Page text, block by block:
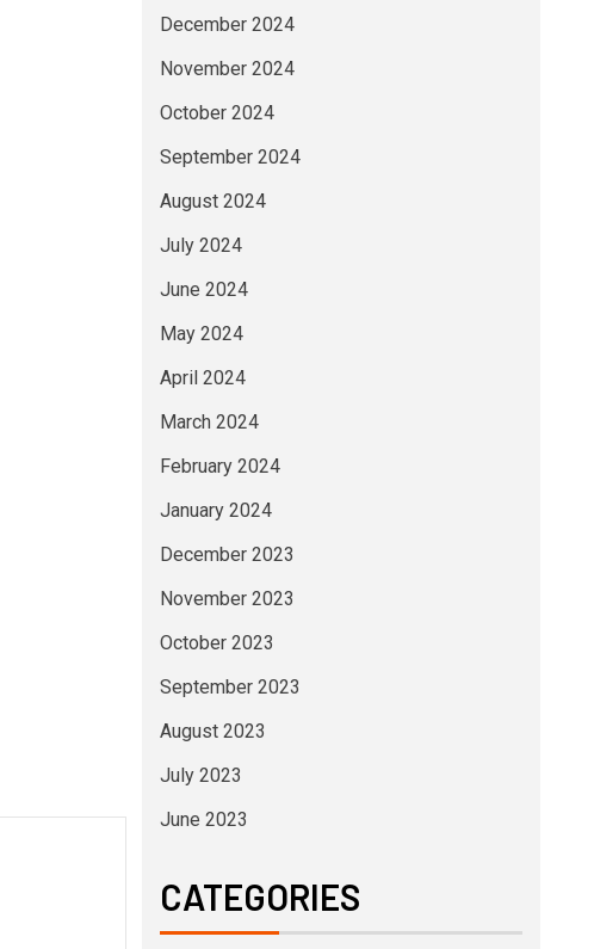
December 2024
November 2024
October 2024
September 2024
August 2024
July 2024
June 2024
May 2024
April 2024
March 2024
February 2024
January 2024
December 2023
November 2023
October 2023
September 2023
August 2023
July 2023
June 2023
CATEGORIES